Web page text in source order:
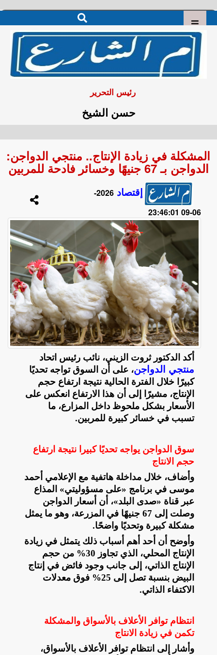
رئيس التحرير
حسن الشيخ
المشكلة في زيادة الإنتاج.. منتجي الدواجن:
الدواجن بـ 67 جنيهًا وخسائر فادحة للمربين
إقتصاد
2026-
06-09 23:46:01
أكد الدكتور ثروت الزيني، نائب رئيس اتحاد
منتجي الدواجن، على أن السوق تواجه تحديًا
كبيرًا خلال الفترة الحالية نتيجة ارتفاع حجم
الإنتاج، مشيرًا إلى أن هذا الارتفاع انعكس على
الأسعار بشكل ملحوظ داخل المزارع، ما
تسبب في خسائر كبيرة للمربين.
سوق الدواجن يواجه تحديًا كبيرا نتيجة ارتفاع
حجم الانتاج
وأضاف، خلال مداخلة هاتفية مع الإعلامي أحمد
موسى في برنامج «على مسؤوليتي» المذاع
عبر قناة «صدى البلد»، أن أسعار الدواجن
وصلت إلى 67 جنيهًا في المزرعة، وهو ما يمثل
مشكلة كبيرة وتحديًا واضحًا.
وأوضح أن أحد أهم أسباب ذلك يتمثل في زيادة
الإنتاج المحلي، الذي تجاوز 30% من حجم
الإنتاج الذاتي، إلى جانب وجود فائض في إنتاج
البيض بنسبة تصل إلى 25% فوق معدلات
الاكتفاء الذاتي.
انتظام توافر الأعلاف بالأسواق والمشكلة
تكمن في زيادة الانتاج
وأشار إلى انتظام توافر الأعلاف بالأسواق،